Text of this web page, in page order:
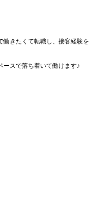
きたくて転職し、接客経験
ースで落ち着いて働けます♪